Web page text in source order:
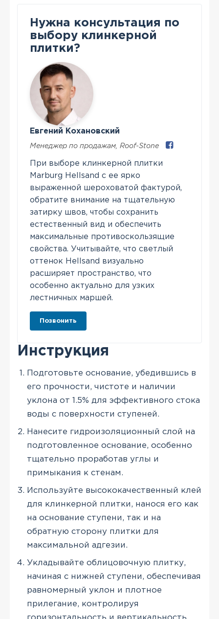
Нужна консультация по
выбору клинкерной
плитки?
Евгений Кохановский
Менеджер по продажам, Roof-Stone
При выборе клинкерной плитки
Marburg Hellsand с ее ярко
выраженной шероховатой фактурой,
обратите внимание на тщательную
затирку швов, чтобы сохранить
естественный вид и обеспечить
максимальные противоскользящие
свойства. Учитывайте, что светлый
оттенок Hellsand визуально
расширяет пространство, что
особенно актуально для узких
лестничных маршей.
Позвонить
Инструкция
Подготовьте основание, убедившись в
его прочности, чистоте и наличии
уклона от 1.5% для эффективного стока
воды с поверхности ступеней.
Нанесите гидроизоляционный слой на
подготовленное основание, особенно
тщательно проработав углы и
примыкания к стенам.
Используйте высококачественный клей
для клинкерной плитки, нанося его как
на основание ступени, так и на
обратную сторону плитки для
максимальной адгезии.
Укладывайте облицовочную плитку,
начиная с нижней ступени, обеспечивая
равномерный уклон и плотное
прилегание, контролируя